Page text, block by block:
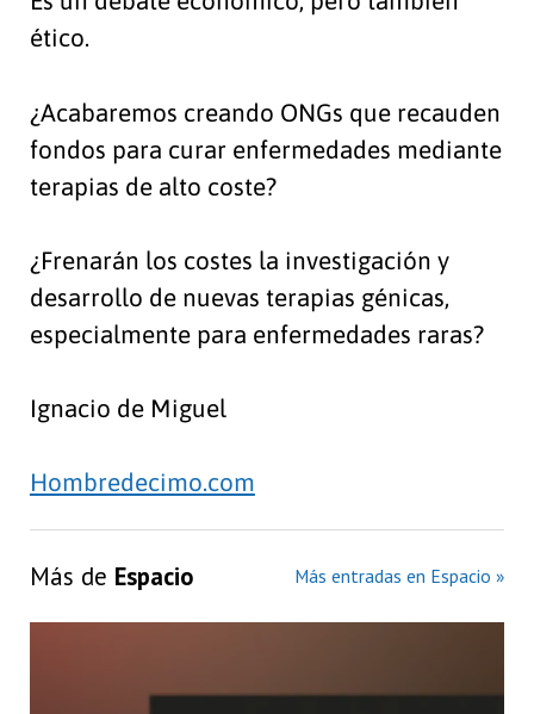
ético.
¿Acabaremos creando ONGs que recauden
fondos para curar enfermedades mediante
terapias de alto coste?
¿Frenarán los costes la investigación y
desarrollo de nuevas terapias génicas,
especialmente para enfermedades raras?
Ignacio de Miguel
Hombredecimo.com
Más de Espacio Más entradas en Espacio »